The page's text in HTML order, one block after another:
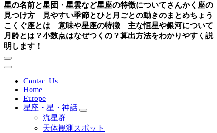
星の名前と星団・星雲など星座の特徴についてさんかく座の
見つけ方 見やすい季節とひと月ごとの動きのまとめちょう
こくぐ座とは 意味や星座の特徴 主な恒星や銀河について
月齢とは？小数点はなぜつくの？算出方法をわかりやすく説
明します！
Contact Us
Home
Europe
星座・星・神話
流星群
天体観測スポット